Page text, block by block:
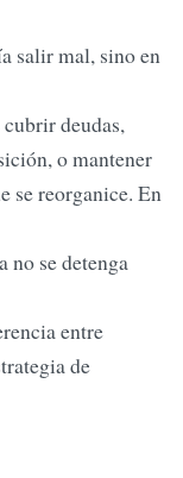
salir mal, sino en
deudas,
o mantener
se reorganice. En
no se detenga
entre
de